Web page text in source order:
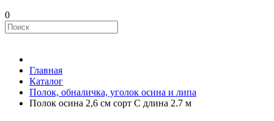
0
Главная
Каталог
Полок, обналичка, уголок осина и липа
Полок осина 2,6 см сорт С длина 2.7 м